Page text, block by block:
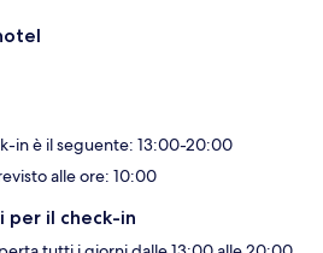
in è il seguente: 13:00-20:00
alle ore: 10:00
per il check-in